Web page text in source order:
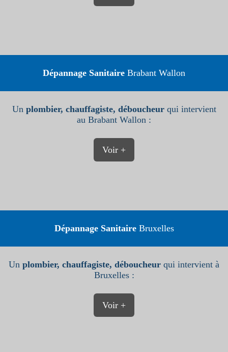
Dépannage Sanitaire Brabant Wallon
Un plombier, chauffagiste, déboucheurqui intervient
au Brabant Wallon :
Voir +
Dépannage SanitaireBruxelles
Un plombier, chauffagiste, déboucheur qui intervient à
Bruxelles :
Voir +